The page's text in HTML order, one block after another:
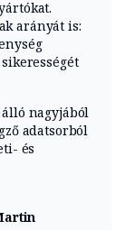
arányát is:
álló nagyjából
adatsorból
és